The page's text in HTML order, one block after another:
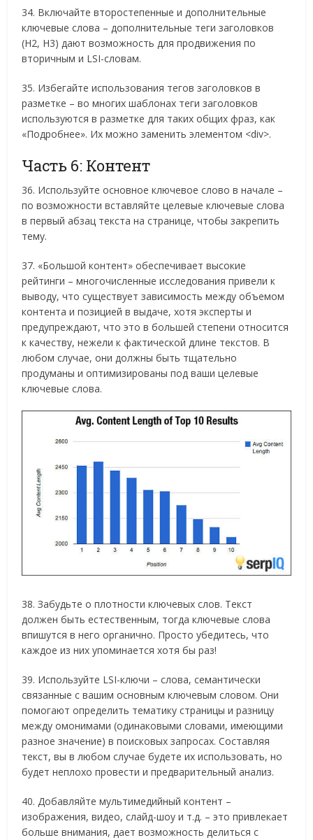
34. Включайте второстепенные и дополнительные
ключевые слова – дополнительные теги заголовков
(Н2, Н3) дают возможность для продвижения по
вторичным и LSI-словам.
35. Избегайте использования тегов заголовков в
разметке – во многих шаблонах теги заголовков
используются в разметке для таких общих фраз, как
«Подробнее». Их можно заменить элементом <div>.
Часть 6: Контент
36. Используйте основное ключевое слово в начале –
по возможности вставляйте целевые ключевые слова
в первый абзац текста на странице, чтобы закрепить
тему.
37. «Большой контент» обеспечивает высокие
рейтинги – многочисленные исследования привели к
выводу, что существует зависимость между объемом
контента и позицией в выдаче, хотя эксперты и
предупреждают, что это в большей степени относится
к качеству, нежели к фактической длине текстов. В
любом случае, они должны быть тщательно
продуманы и оптимизированы под ваши целевые
ключевые слова.
38. Забудьте о плотности ключевых слов. Текст
должен быть естественным, тогда ключевые слова
впишутся в него органично. Просто убедитесь, что
каждое из них упоминается хотя бы раз!
39. Используйте LSI-ключи – слова, семантически
связанные с вашим основным ключевым словом. Они
помогают определить тематику страницы и разницу
между омонимами (одинаковыми словами, имеющими
разное значение) в поисковых запросах. Составляя
текст, вы в любом случае будете их использовать, но
будет неплохо провести и предварительный анализ.
40. Добавляйте мультимедийный контент –
изображения, видео, слайд-шоу и т.д. – это привлекает
больше внимания, дает возможность делиться с